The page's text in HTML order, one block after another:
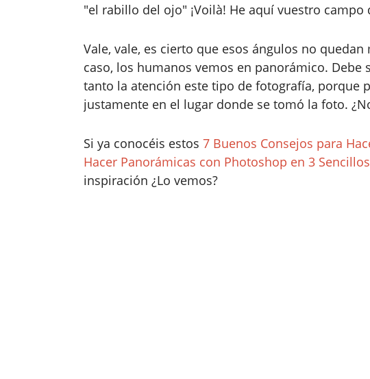
"el rabillo del ojo" ¡Voilà! He aquí vuestro campo
Vale, vale, es cierto que esos ángulos no
caso, los humanos vemos en panorámico.
tanto la atención este tipo de fotografía, porque
justamente en el lugar donde se tomó la foto.
Si ya conocéis estos 7 Buenos Consejos para
Hacer Panorámicas con Photoshop en 3
inspiración ¿Lo vemos?